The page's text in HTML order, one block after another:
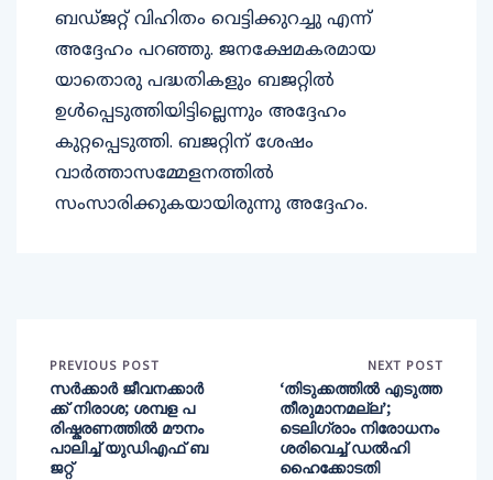
ബഡ്ജറ്റ് വിഹിതം വെട്ടിക്കുറച്ചു എന്ന്
അദ്ദേഹം പറഞ്ഞു. ജനക്ഷേമകരമായ
യാതൊരു പദ്ധതികളും ബജറ്റിൽ
ഉൾപ്പെടുത്തിയിട്ടില്ലെന്നും അദ്ദേഹം
കുറ്റപ്പെടുത്തി. ബജറ്റിന് ശേഷം
വാർത്താസമ്മേളനത്തിൽ
സംസാരിക്കുകയായിരുന്നു അദ്ദേഹം.
PREVIOUS POST
സർക്കാർ ജീവനക്കാർ
ക്ക് നിരാശ; ശമ്പള പ
രിഷ്കരണത്തിൽ മൗനം
പാലിച്ച് യുഡിഎഫ് ബ
ജറ്റ്
NEXT POST
‘തിടുക്കത്തിൽ എടുത്ത
തീരുമാനമല്ല’;
ടെലിഗ്രാം നിരോധനം
ശരിവെച്ച് ഡൽഹി
ഹൈക്കോടതി